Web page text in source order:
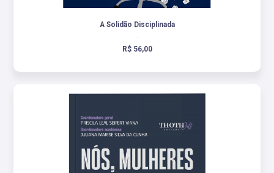
A Solidão Disciplinada
.
R$ 56,00